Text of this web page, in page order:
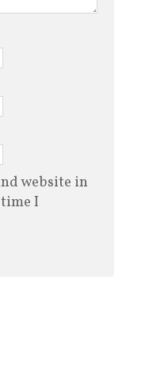
website in
I